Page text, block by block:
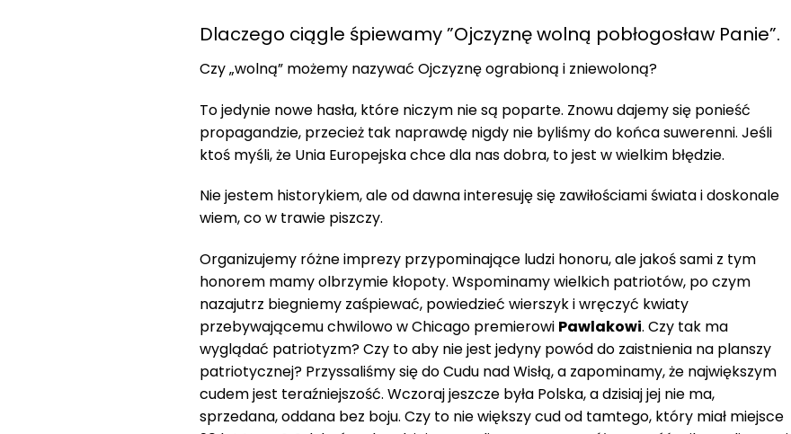
Dlaczego ciągle śpiewamy ”Ojczyznę wolną pobłogosław Panie”.
Czy „wolną” możemy nazywać Ojczyznę ograbioną i zniewoloną?
To jedynie nowe hasła, które niczym nie są poparte. Znowu dajemy się ponieść
propagandzie, przecież tak naprawdę nigdy nie byliśmy do końca suwerenni. Jeśli
ktoś myśli, że Unia Europejska chce dla nas dobra, to jest w wielkim błędzie.
Nie jestem historykiem, ale od dawna interesuję się zawiłościami świata i doskonale
wiem, co w trawie piszczy.
Organizujemy różne imprezy przypominające ludzi honoru, ale jakoś sami z tym
honorem mamy olbrzymie kłopoty. Wspominamy wielkich patriotów, po czym
nazajutrz biegniemy zaśpiewać, powiedzieć wierszyk i wręczyć kwiaty
przebywającemu chwilowo w Chicago premierowi Pawlakowi. Czy tak ma
wyglądać patriotyzm? Czy to aby nie jest jedyny powód do zaistnienia na planszy
patriotycznej? Przyssaliśmy się do Cudu nad Wisłą, a zapominamy, że największym
cudem jest teraźniejszość. Wczoraj jeszcze była Polska, a dzisiaj jej nie ma,
sprzedana, oddana bez boju. Czy to nie większy cud od tamtego, który miał miejsce